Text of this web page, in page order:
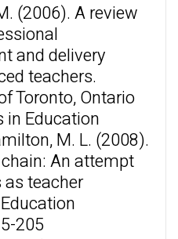
(2006). A review
and delivery
teachers.
Toronto, Ontario
Education.
M. L. (2008).
An attempt
teacher
205.